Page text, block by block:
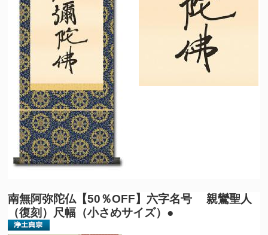
南無阿弥陀仏 【50％OFF】六字名号 親鸞聖人
（復刻）尺幅（小さめサイズ）●